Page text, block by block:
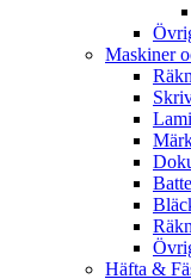
Maskiner
Häfta &